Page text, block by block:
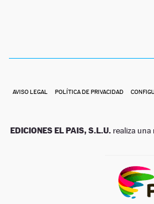
AVISO LEGAL POLÍTICA DE PRIVACIDAD
EDICIONES EL PAIS, S.L.U. realiza